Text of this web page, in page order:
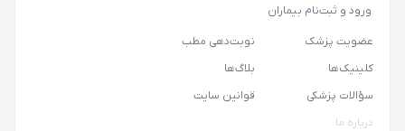
ورود و ثبت‌نام بیماران
عضویت پزشک
نوبت‌دهی مطب
کلینیک‌ها
بلاگ‌ها
سؤالات پزشکی
قوانین سایت
درباره ما